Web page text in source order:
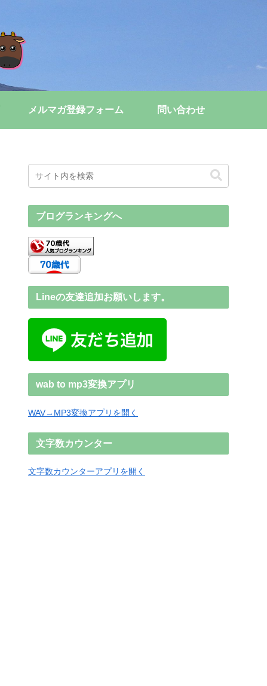
メルマガ登録フォーム 問い合わせ
ブログランキングへ
Lineの友達追加お願いします。
wab to mp3変換アプリ
WAV→MP3変換アプリを開く
文字数カウンター
文字数カウンターアプリを開く